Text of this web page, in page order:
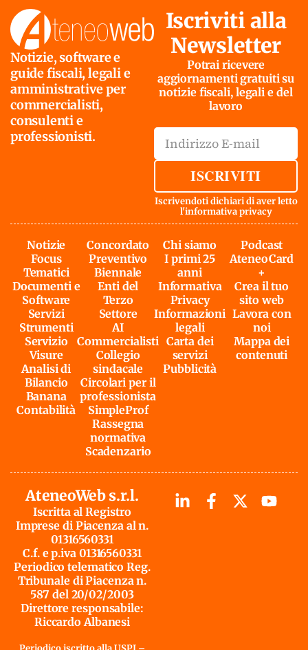
Notizie, software e
guide fiscali, legali e
amministrative per
commercialisti,
consulenti e
professionisti.
Iscriviti alla
Newsletter
Potrai ricevere
aggiornamenti gratuiti su
notizie fiscali, legali e del
lavoro
ISCRIVITI
Iscrivendoti dichiari di aver letto
l'informativa privacy
Notizie
Focus
Tematici
Documenti e
Software
Servizi
Strumenti
Servizio
Visure
Analisi di
Bilancio
Banana
Contabilità
Concordato
Preventivo
Biennale
Enti del
Terzo
Settore
AI
Commercialisti
Collegio
sindacale
Circolari per il
professionista
SimpleProf
Rassegna
normativa
Scadenzario
Chi siamo
I primi 25
anni
Informativa
Privacy
Informazioni
legali
Carta dei
servizi
Pubblicità
Podcast
AteneoCard
+
Crea il tuo
sito web
Lavora con
noi
Mappa dei
contenuti
AteneoWeb s.r.l.
Iscritta al Registro
Imprese di Piacenza al n.
01316560331
C.f. e p.iva 01316560331
Periodico telematico Reg.
Tribunale di Piacenza n.
587 del 20/02/2003
Direttore responsabile:
Riccardo Albanesi